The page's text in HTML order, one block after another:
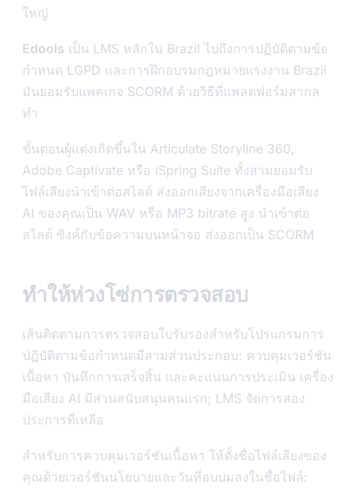
ใหญ่
Edools เป็น LMS หลักใน Brazil ไปถึงการปฏิบัติตามข้อ
กำหนด LGPD และการฝึกอบรมกฎหมายแรงงาน Brazil
มันยอมรับแพคเกจ SCORM ด้วยวิธีที่แพลตฟอร์มสากล
ทำ
ขั้นตอนผู้แต่งเกิดขึ้นใน Articulate Storyline 360,
Adobe Captivate หรือ iSpring Suite ทั้งสามยอมรับ
ไฟล์เสียงนำเข้าต่อสไลด์ ส่งออกเสียงจากเครื่องมือเสียง
AI ของคุณเป็น WAV หรือ MP3 bitrate สูง นำเข้าต่อ
สไลด์ ซิงค์กับข้อความบนหน้าจอ ส่งออกเป็น SCORM
ทำให้ห่วงโซ่การตรวจสอบ
เส้นติดตามการตรวจสอบใบรับรองสำหรับโปรแกรมการ
ปฏิบัติตามข้อกำหนดมีสามส่วนประกอบ: ควบคุมเวอร์ชัน
เนื้อหา บันทึกการเสร็จสิ้น และคะแนนการประเมิน เครื่อง
มือเสียง AI มีส่วนสนับสนุนคนแรก; LMS จัดการสอง
ประการที่เหลือ
สำหรับการควบคุมเวอร์ชันเนื้อหา ให้ตั้งชื่อไฟล์เสียงของ
คุณด้วยเวอร์ชันนโยบายและวันที่อบบ่มลงในชื่อไฟล์: